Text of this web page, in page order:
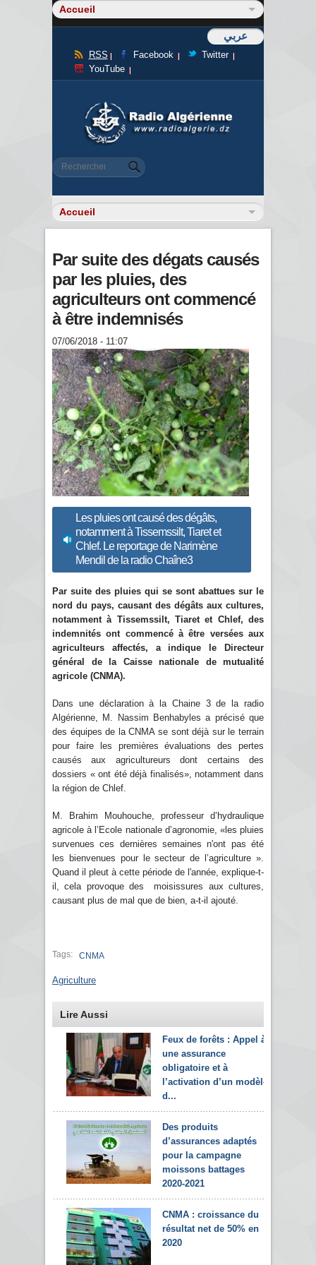
عربي
RSS Facebook
Twitter
YouTube
Formulaire de recherche
Rechercher
Par suite des dégats causés
par les pluies, des
agriculteurs ont commencé
à être indemnisés
07/06/2018 - 11:07
Les pluies ont causé des dégâts,
notamment à Tissemssilt, Tiaret et
Chlef. Le reportage de Narimène
Mendil de la radio Chaîne3
Par suite des pluies qui se sont abattues sur le
nord du pays, causant des dégâts aux cultures,
notamment à Tissemssilt, Tiaret et Chlef, des
indemnités ont commencé à être versées aux
agriculteurs affectés, a indique le Directeur
général de la Caisse nationale de mutualité
agricole (CNMA).
Dans une déclaration à la Chaine 3 de la radio
Algérienne, M. Nassim Benhabyles a précisé que
des équipes de la CNMA se sont déjà sur le terrain
pour faire les premières évaluations des pertes
causés aux agricultureurs dont certains des
dossiers « ont été déjà finalisés», notamment dans
la région de Chlef.
M. Brahim Mouhouche, professeur d’hydraulique
agricole à l’Ecole nationale d’agronomie, «les pluies
survenues ces dernières semaines n'ont pas été
les bienvenues pour le secteur de l’agriculture ».
Quand il pleut à cette période de l'année, explique-t-
il, cela provoque des moisissures aux cultures,
causant plus de mal que de bien, a-t-il ajouté.
Tags: CNMA
Agriculture
Lire Aussi
Feux de forêts : Appel à
une assurance
obligatoire et à
l’activation d’un modèle
d...
Des produits
d’assurances adaptés
pour la campagne
moissons battages
2020-2021
CNMA : croissance du
résultat net de 50% en
2020